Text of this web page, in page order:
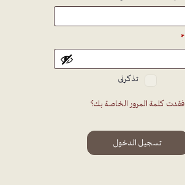
*
تذكرنى
فقدت كلمة المرور الخاصة بك؟
تسجيل الدخول